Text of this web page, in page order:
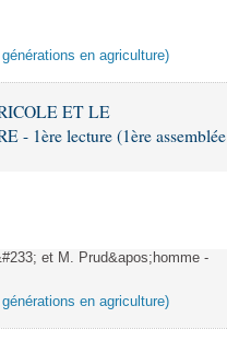
en agriculture)
ET LE
1ère lecture (1ère assemblée
et M. Prud&apos;homme -
en agriculture)